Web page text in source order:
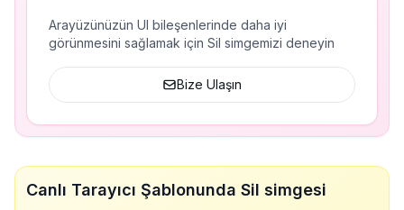
Arayüzünüzün UI bileşenlerinde daha iyi
görünmesini sağlamak için Sil simgemizi deneyin
Bize Ulaşın
Canlı Tarayıcı Şablonunda Sil simgesi